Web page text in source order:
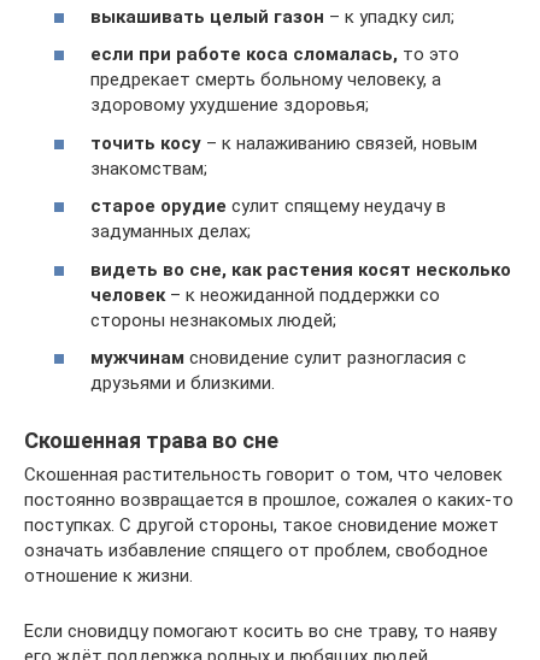
выкашивать целый газон – к упадку сил;
если при работе коса сломалась, то это
предрекает смерть больному человеку, а
здоровому ухудшение здоровья;
точить косу – к налаживанию связей, новым
знакомствам;
старое орудие сулит спящему неудачу в
задуманных делах;
видеть во сне, как растения косят несколько
человек– к неожиданной поддержки со
стороны незнакомых людей;
мужчинам сновидение сулит разногласия с
друзьями и близкими.
Скошенная трава во сне
Скошенная растительность говорит о том, что человек
постоянно возвращается в прошлое, сожалея о каких-то
поступках. С другой стороны, такое сновидение может
означать избавление спящего от проблем, свободное
отношение к жизни.
Если сновидцу помогают косить во сне траву, то наяву